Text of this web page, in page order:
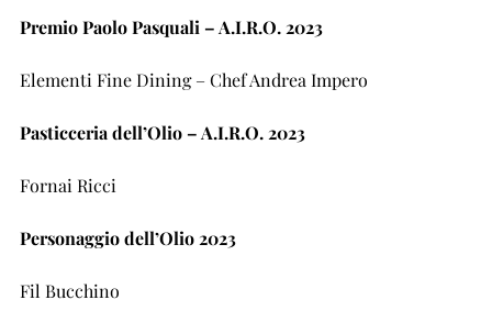
Premio Paolo Pasquali – A.I.R.O. 2023
Elementi Fine Dining – Chef Andrea Impero
Pasticceria dell’Olio – A.I.R.O. 2023
Fornai Ricci
Personaggio dell’Olio 2023
Fil Bucchino